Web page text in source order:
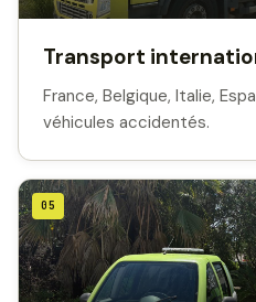
Transport
France, Belgique, Italie,
véhicules accidentés.
05